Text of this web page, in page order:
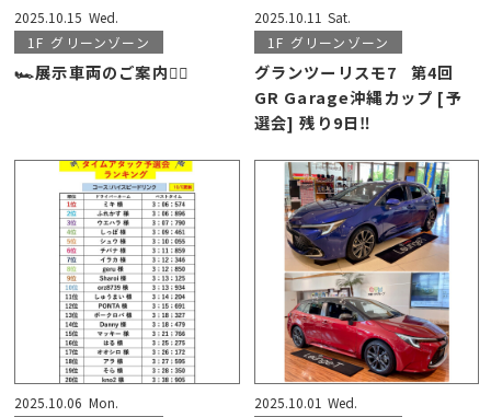
2025.10.15 Wed.
1F グリーンゾーン
🏎展示車両のご案内💁‍♀️
2025.10.11 Sat.
1F グリーンゾーン
グランツーリスモ7 第4回
GR Garage沖縄カップ [予
選会] 残り9日‼️
2025.10.06 Mon.
2025.10.01 Wed.